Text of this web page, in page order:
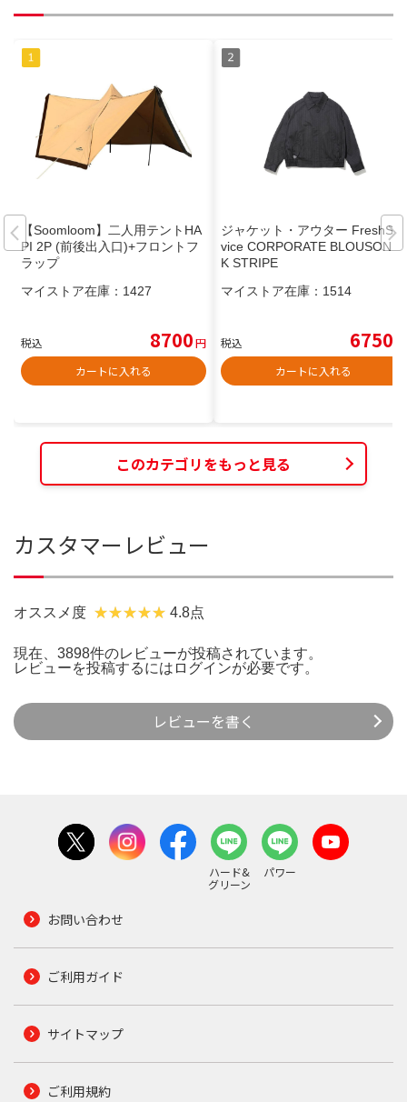
【Soomloom】二人用テントHA
PI 2P (前後出入口)+フロントフ
ラップ
マイストア在庫： 1427
税込 8700円
カートに入れる
ジャケット・アウター FreshSer
vice CORPORATE BLOUSON B
K STRIPE
マイストア在庫： 1514
税込 6750
カートに入れる
このカテゴリをもっと見る
カスタマーレビュー
オススメ度 4.8点
現在、3898件のレビューが投稿されています。
レビューを投稿するには ログインが必要です。
レビューを書く
ハード&
グリーン
パワー
お問い合わせ
ご利用ガイド
サイトマップ
ご利用規約